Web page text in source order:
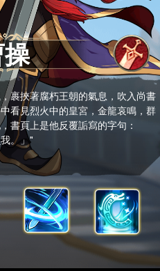
裹挾著腐朽王朝的氣息，吹入尚書
看見烈火中的皇宮，金龍哀鳴，群
書頁上是他反覆詬寫的字句：
。」"